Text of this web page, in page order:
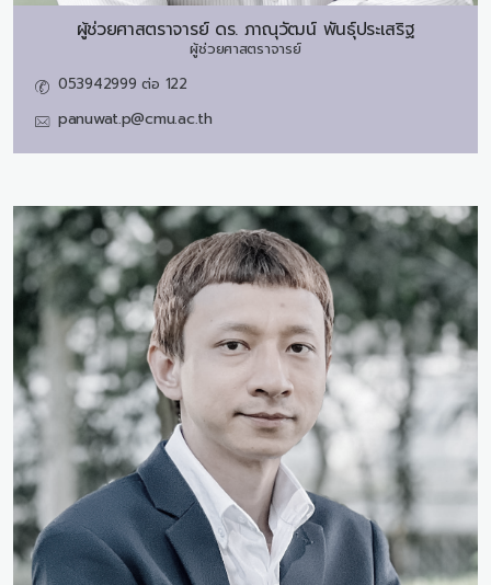
ผู้ช่วยศาสตราจารย์ ดร. ภาณุวัฒน์ พันธุ์ประเสริฐ
ผู้ช่วยศาสตราจารย์
053942999 ต่อ 122
panuwat.p@cmu.ac.th